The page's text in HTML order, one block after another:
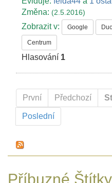
Změna:(2.5.2016)
Zobrazit v: Google
Centrum
Hlasování 1
První Předchozí
Poslední
Příbuzné Štítky